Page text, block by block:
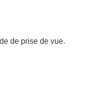
et du sélecteur de
de prise de vue.